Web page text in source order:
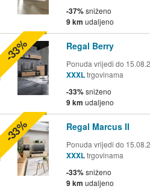
-37%sniženo
9 km udaljeno
Regal Berry
Ponuda vrijedi do
XXXLtrgovinama
-33%sniženo
9 km udaljeno
-33%
Regal Marcus II
Ponuda vrijedi do
XXXLtrgovinama
-33%sniženo
9 km udaljeno
-33%